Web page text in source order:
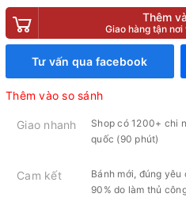
Thêm
Giao hàng tận
Tư vấn qua facebook
Thêm vào so sánh
Giao nhanh
Shop có 1200+ chi
quốc (90 phút)
Cam kết
Bánh mới, đúng
90% do làm thủ